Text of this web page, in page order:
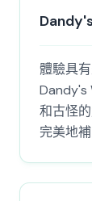
體驗具
Dandy's
和古怪
完美地